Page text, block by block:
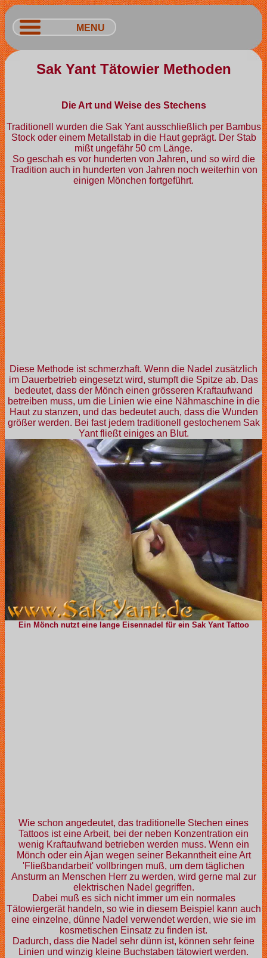
MENU
Sak Yant Tätowier Methoden
Die Art und Weise des Stechens
Traditionell wurden die Sak Yant ausschließlich per Bambus
Stock oder einem Metallstab in die Haut geprägt. Der Stab
mißt ungefähr 50 cm Länge.
So geschah es vor hunderten von Jahren, und so wird die
Tradition auch in hunderten von Jahren noch weiterhin von
einigen Mönchen fortgeführt.
Diese Methode ist schmerzhaft. Wenn die Nadel zusätzlich
im Dauerbetrieb eingesetzt wird, stumpft die Spitze ab. Das
bedeutet, dass der Mönch einen grösseren Kraftaufwand
betreiben muss, um die Linien wie eine Nähmaschine in die
Haut zu stanzen, und das bedeutet auch, dass die Wunden
größer werden. Bei fast jedem traditionell gestochenem Sak
Yant fließt einiges an Blut.
Ein Mönch nutzt eine lange Eisennadel für ein Sak Yant Tattoo
Wie schon angedeutet, das traditionelle Stechen eines
Tattoos ist eine Arbeit, bei der neben Konzentration ein
wenig Kraftaufwand betrieben werden muss. Wenn ein
Mönch oder ein Ajan wegen seiner Bekanntheit eine Art
'Fließbandarbeit' vollbringen muß, um dem täglichen
Ansturm an Menschen Herr zu werden, wird gerne mal zur
elektrischen Nadel gegriffen.
Dabei muß es sich nicht immer um ein normales
Tätowiergerät handeln, so wie in diesem Beispiel kann auch
eine einzelne, dünne Nadel verwendet werden, wie sie im
kosmetischen Einsatz zu finden ist.
Dadurch, dass die Nadel sehr dünn ist, können sehr feine
Linien und winzig kleine Buchstaben tätowiert werden.